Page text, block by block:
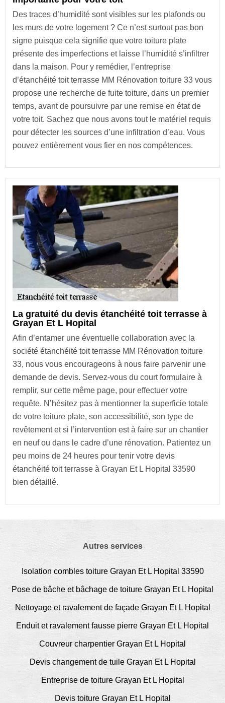
Des traces d’humidité sont visibles sur les plafonds ou
les murs de votre logement ? Ce n’est surtout pas bon
signe puisque cela signifie que votre toiture plate
présente des imperfections et laisse l’humidité s’infiltrer
dans la maison. Pour y remédier, l’entreprise
d’étanchéité toit terrasse MM Rénovation toiture 33 vous
propose une recherche de fuite toiture, dans un premier
temps, avant de poursuivre par une remise en état de
votre toit. Sachez que nous avons tout le matériel requis
pour détecter les sources d’une infiltration d’eau. Vous
pouvez entièrement vous fier en nos compétences.
La gratuité du devis étanchéité toit terrasse à
Grayan Et L Hopital
Afin d’entamer une éventuelle collaboration avec la
société étanchéité toit terrasse MM Rénovation toiture
33, nous vous encourageons à nous faire parvenir une
demande de devis. Servez-vous du court formulaire à
remplir, sur cette même page, pour effectuer votre
requête. N’hésitez pas à mentionner la superficie totale
de votre toiture plate, son accessibilité, son type de
revêtement et si l’intervention est à faire sur un chantier
en neuf ou dans le cadre d’une rénovation. Patientez un
peu moins de 24 heures pour tenir votre devis
étanchéité toit terrasse à Grayan Et L Hopital 33590
bien détaillé.
Autres services
Isolation combles toiture Grayan Et L Hopital 33590
Pose de bâche et bâchage de toiture Grayan Et L Hopital
Nettoyage et ravalement de façade Grayan Et L Hopital
Enduit et ravalement fausse pierre Grayan Et L Hopital
Couvreur charpentier Grayan Et L Hopital
Devis changement de tuile Grayan Et L Hopital
Entreprise de toiture Grayan Et L Hopital
Devis toiture Grayan Et L Hopital